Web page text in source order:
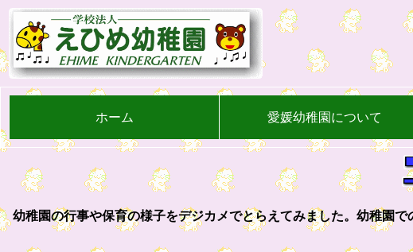
ホーム 愛媛幼稚園について
幼稚園の行事や保育の様子をデジカメでとらえてみました。幼稚園で